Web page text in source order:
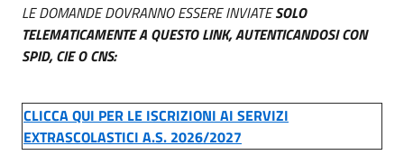
LE DOMANDE DOVRANNO ESSERE INVIATESOLO
TELEMATICAMENTE A QUESTO LINK, AUTENTICANDOSI CON
SPID, CIE O CNS:
CLICCA QUI PER LE ISCRIZIONI AI SERVIZI
EXTRASCOLASTICI A.S. 2026/2027